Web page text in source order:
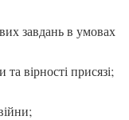
завдань в умовах
вірності присязі;